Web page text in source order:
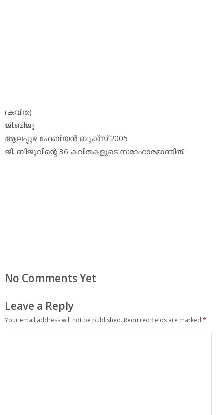
(കവിത)
ജി.ബിജു
ആലപ്പുഴ ഫേബിയന്‍ ബുക്‌സ് 2005
ജി. ബിജുവിന്റെ 36 കവിതകളുടെ സമാഹാരമാണിത്.
No Comments Yet
Leave a Reply
Your email address will not be published. Required fields are marked *